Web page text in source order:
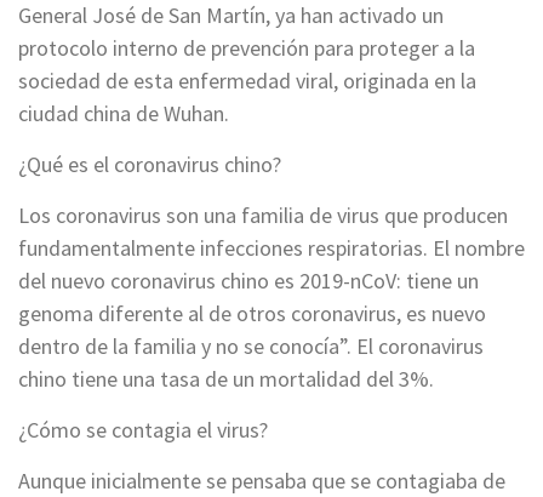
General José de San Martín, ya han activado un
protocolo interno de prevención para proteger a la
sociedad de esta enfermedad viral, originada en la
ciudad china de Wuhan.
¿Qué es el coronavirus chino?
Los coronavirus son una familia de virus que producen
fundamentalmente infecciones respiratorias. El nombre
del nuevo coronavirus chino es 2019-nCoV: tiene un
genoma diferente al de otros coronavirus, es nuevo
dentro de la familia y no se conocía”. El coronavirus
chino tiene una tasa de un mortalidad del 3%.
¿Cómo se contagia el virus?
Aunque inicialmente se pensaba que se contagiaba de